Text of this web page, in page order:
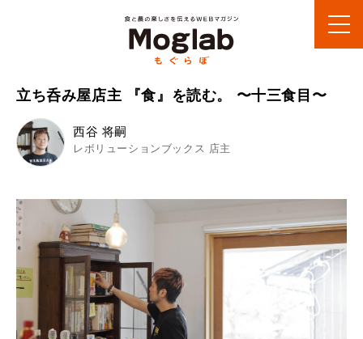
立ち呑み屋店主 『食』を読む。 〜十三食目〜
西谷 将嗣
レボリューションブックス 店主